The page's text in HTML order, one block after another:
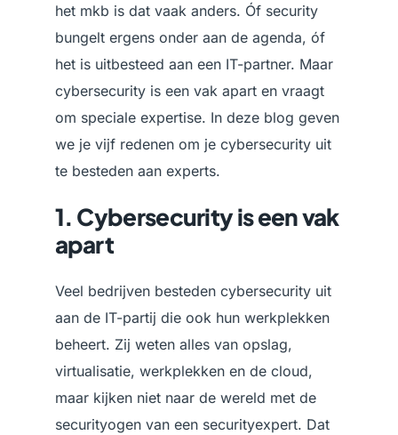
het mkb is dat vaak anders. Óf security
bungelt ergens onder aan de agenda, óf
het is uitbesteed aan een IT-partner. Maar
cybersecurity is een vak apart en vraagt
om speciale expertise. In deze blog geven
we je vijf redenen om je cybersecurity uit
te besteden aan experts.
1. Cybersecurity is een vak
apart
Veel bedrijven besteden cybersecurity uit
aan de IT-partij die ook hun werkplekken
beheert. Zij weten alles van opslag,
virtualisatie, werkplekken en de cloud,
maar kijken niet naar de wereld met de
securityogen van een securityexpert. Dat